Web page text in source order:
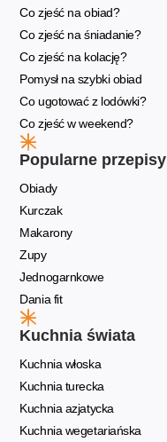
Co zjeść na obiad?
Co zjeść na śniadanie?
Co zjeść na kolację?
Pomysł na szybki obiad
Co ugotować z lodówki?
Co zjeść w weekend?
Popularne przepisy
Obiady
Kurczak
Makarony
Zupy
Jednogarnkowe
Dania fit
Kuchnia świata
Kuchnia włoska
Kuchnia turecka
Kuchnia azjatycka
Kuchnia wegetariańska